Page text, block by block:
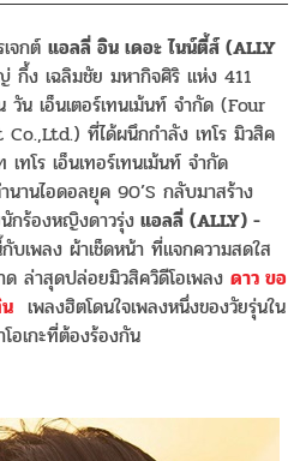
จกต์ แอลลี่ อิน เดอะ ไนน์ตี้ส์ (ALLY
กึ้ง เฉลิมชัย มหากิจศิริ แห่ง 411
น เอ็นเตอร์เทนเม้นท์ จำกัด (Four
ที่ได้ผนึกกำลัง เทโร มิวสิค
โร เอ็นเทอร์เทนเม้นท์ จำกัด
านไอดอลยุค 90’S กลับมาสร้าง
กร้องหญิงดาวรุ่ง แอลลี่ (ALLY) -
บเพลง ผ้าเช็ดหน้า ที่แจกความสดใส
ล่าสุดปล่อยมิวสิควิดีโอเพลง ดาว ขอ
เพลงฮิตโดนใจเพลงหนึ่งของวัยรุ่นใน
อเกะที่ต้องร้องกัน